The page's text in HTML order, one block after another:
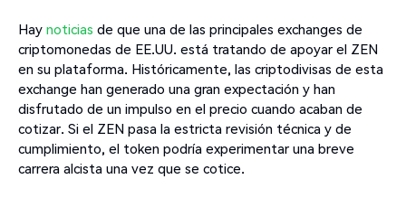
Hay noticias de que una de las principales exchanges de
criptomonedas de EE.UU. está tratando de apoyar el ZEN
en su plataforma. Históricamente, las criptodivisas de esta
exchange han generado una gran expectación y han
disfrutado de un impulso en el precio cuando acaban de
cotizar. Si el ZEN pasa la estricta revisión técnica y de
cumplimiento, el token podría experimentar una breve
carrera alcista una vez que se cotice.